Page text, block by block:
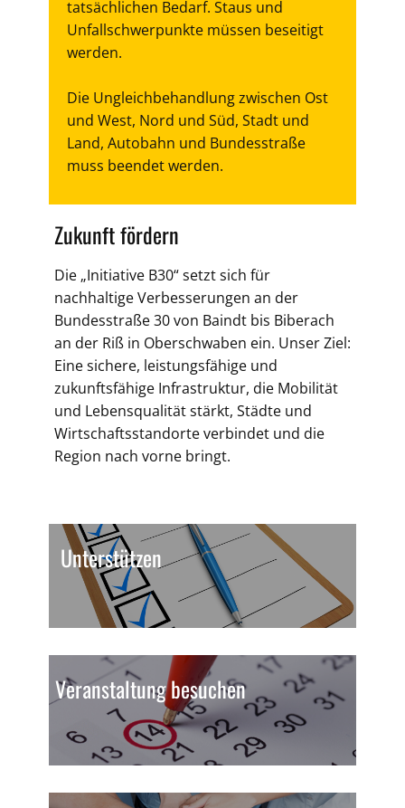
tatsächlichen Bedarf. Staus und
Unfallschwerpunkte müssen beseitigt
werden.
Die Ungleichbehandlung zwischen Ost
und West, Nord und Süd, Stadt und
Land, Autobahn und Bundesstraße
muss beendet werden.
Zukunft fördern
Die „Initiative B30“ setzt sich für
nachhaltige Verbesserungen an der
Bundesstraße 30 von Baindt bis Biberach
an der Riß in Oberschwaben ein. Unser Ziel:
Eine sichere, leistungsfähige und
zukunftsfähige Infrastruktur, die Mobilität
und Lebensqualität stärkt, Städte und
Wirtschaftsstandorte verbindet und die
Region nach vorne bringt.
Unterstützen
Veranstaltung besuchen